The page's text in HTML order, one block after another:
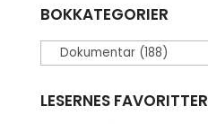
BOKKATEGORIER
LESERNES FAVORITTER